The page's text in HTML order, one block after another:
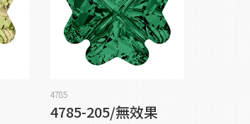
4785
4785-205/無效果